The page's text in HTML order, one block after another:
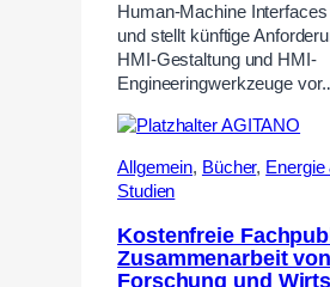
Human-Machine
und stellt künftige
HMI-Gestaltung und HMI-
Engineeringwerkzeuge
Allgemein, Bücher,
Studien
Kostenfreie
Zusammenarbeit von
Forschung und